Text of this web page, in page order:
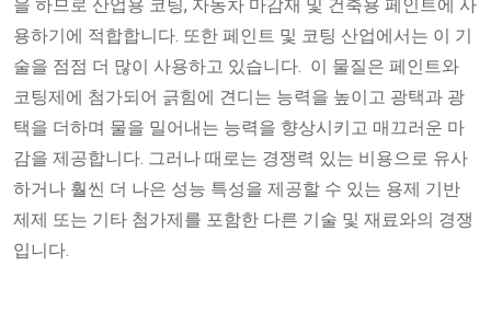
을 하므로 산업용 코팅, 자동차 마감재 및 건축용 페인트에 사
용하기에 적합합니다. 또한 페인트 및 코팅 산업에서는 이 기
술을 점점 더 많이 사용하고 있습니다. 이 물질은 페인트와
코팅제에 첨가되어 긁힘에 견디는 능력을 높이고 광택과 광
택을 더하며 물을 밀어내는 능력을 향상시키고 매끄러운 마
감을 제공합니다. 그러나 때로는 경쟁력 있는 비용으로 유사
하거나 훨씬 더 나은 성능 특성을 제공할 수 있는 용제 기반
제제 또는 기타 첨가제를 포함한 다른 기술 및 재료와의 경쟁
입니다.